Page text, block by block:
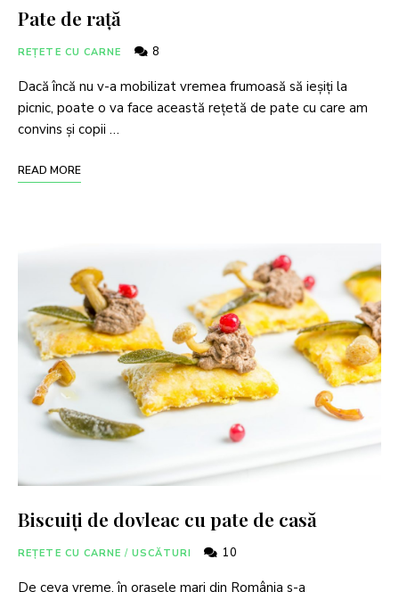
Pate de rață
REȚETE CU CARNE 8
Dacă încă nu v-a mobilizat vremea frumoasă să ieșiți la
picnic, poate o va face această rețetă de pate cu care am
convins și copii …
READ MORE
Biscuiți de dovleac cu pate de casă
REȚETE CU CARNE / USCĂTURI 10
De ceva vreme, în oraşele mari din România s-a